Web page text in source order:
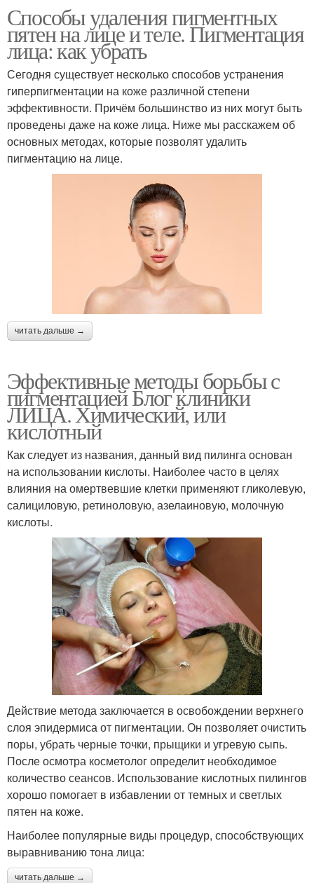
Способы удаления пигментных
пятен на лице и теле. Пигментация
лица: как убрать
Сегодня существует несколько способов устранения
гиперпигментации на коже различной степени
эффективности. Причём большинство из них могут быть
проведены даже на коже лица. Ниже мы расскажем об
основных методах, которые позволят удалить
пигментацию на лице.
читать дальше →
Эффективные методы борьбы с
пигментацией Блог клиники
ЛИЦА. Химический, или
кислотный
Как следует из названия, данный вид пилинга основан
на использовании кислоты. Наиболее часто в целях
влияния на омертвевшие клетки применяют гликолевую,
салициловую, ретиноловую, азелаиновую, молочную
кислоты.
Действие метода заключается в освобождении верхнего
слоя эпидермиса от пигментации. Он позволяет очистить
поры, убрать черные точки, прыщики и угревую сыпь.
После осмотра косметолог определит необходимое
количество сеансов. Использование кислотных пилингов
хорошо помогает в избавлении от темных и светлых
пятен на коже.
Наиболее популярные виды процедур, способствующих
выравниванию тона лица:
читать дальше →